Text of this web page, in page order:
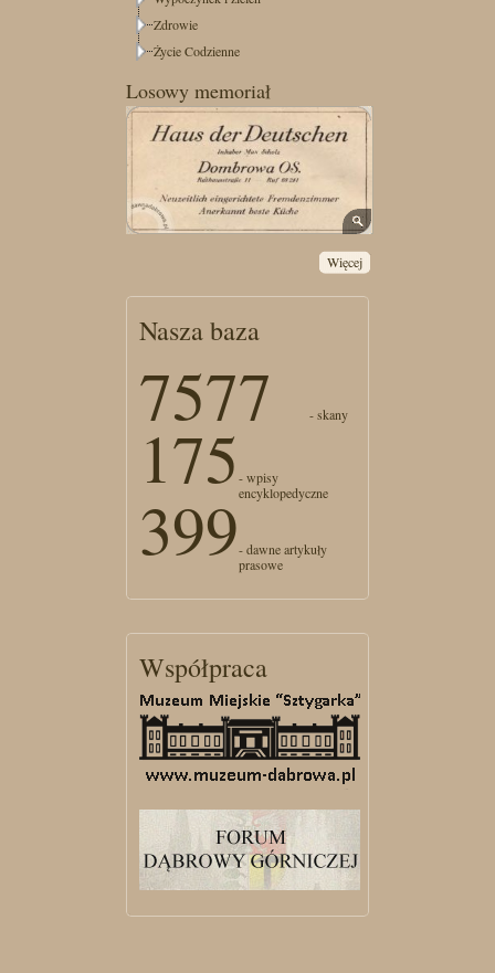
Zdrowie
Życie Codzienne
Losowy memoriał
Więcej
Nasza baza
7577 - skany
175- wpisy
encyklopedyczne
399- dawne artykuły
prasowe
Współpraca